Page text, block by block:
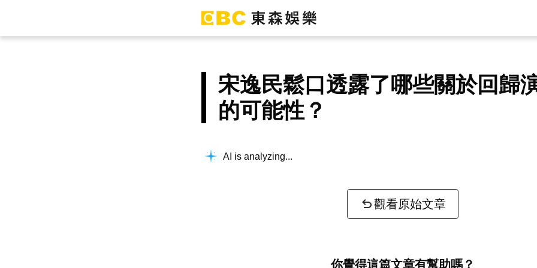
宋逸民鬆口透露了哪些關於回歸
的可能性？
AI is analyzing...
觀看原始文章
你覺得這篇文章有幫助嗎？